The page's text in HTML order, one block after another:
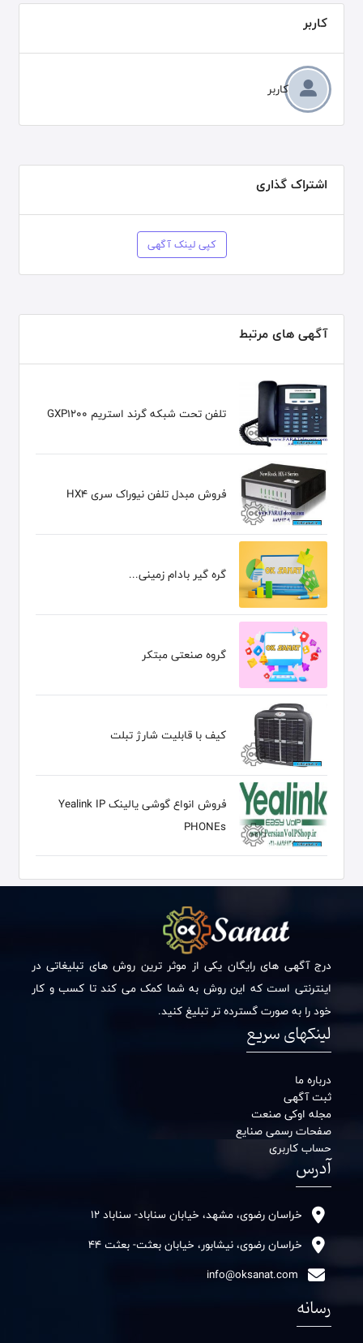
کاربر
کاربر
اشتراک گذاری
کپی لینک آگهی
آگهی های مرتبط
تلفن تحت شبکه گرند استریم GXP1200
فروش مبدل تلفن نیوراک سری HX4
گره گیر بادام زمینی...
گروه صنعتی مبتکر
کیف با قابلیت شارژ تبلت
فروش انواع گوشی یالینک Yealink IP
PHONEs
درج آگهی های رایگان یکی از موثر ترین روش های تبلیغاتی در
اینترنتی است که این روش به شما کمک می کند تا کسب و کار
خود را به صورت گسترده تر تبلیغ کنید.
لینکهای سریع
درباره ما
ثبت آگهی
مجله اوکی صنعت
صفحات رسمی صنایع
حساب کاربری
آدرس
خراسان رضوی، مشهد، خیابان سناباد- سناباد 12
خراسان رضوی، نیشابور، خیابان بعثت- بعثت 44
رسانه